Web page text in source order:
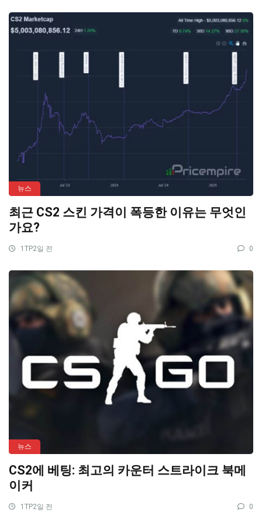
뉴스
최근 CS2 스킨 가격이 폭등한 이유는 무엇인
가요?
1TP2일 전 0
뉴스
CS2에 베팅: 최고의 카운터 스트라이크 북메
이커
1TP2일 전 0